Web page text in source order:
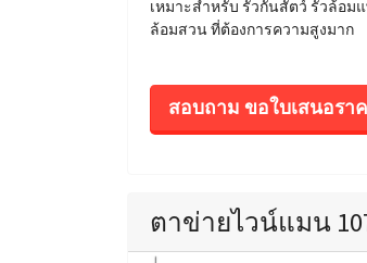
เหมาะสำหรับ รั้วกั้นสัตว์ รั้วล้อม
ล้อมสวน ที่ต้องการความสูงมาก
สอบถาม ขอใบเสนอรา
ตาข่ายไวน์แมน